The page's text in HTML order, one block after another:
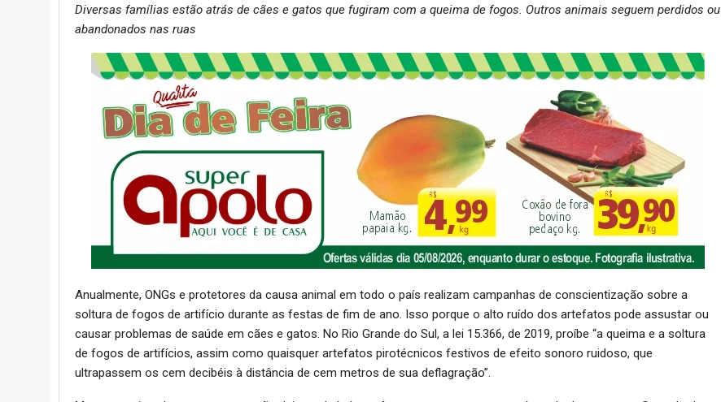
Diversas famílias estão atrás de cães e gatos que fugiram com a queima de fogos. Outros animais seguem perdidos ou
abandonados nas ruas
Anualmente, ONGs e protetores da causa animal em todo o país realizam campanhas de conscientização sobre a
soltura de fogos de artifício durante as festas de fim de ano. Isso porque o alto ruído dos artefatos pode assustar ou
causar problemas de saúde em cães e gatos. No Rio Grande do Sul, a lei 15.366, de 2019, proíbe “a queima e a soltura
de fogos de artifícios, assim como quaisquer artefatos pirotécnicos festivos de efeito sonoro ruidoso, que
ultrapassem os cem decibéis à distância de cem metros de sua deflagração”.